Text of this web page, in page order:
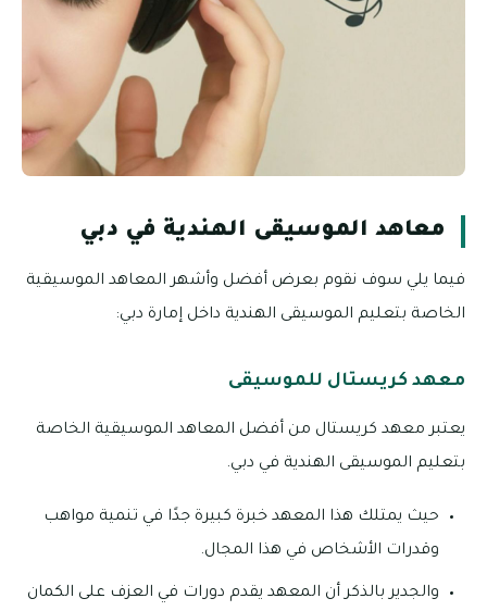
معاهد الموسيقى الهندية في دبي
فيما يلي سوف نقوم بعرض أفضل وأشهر المعاهد الموسيقية
الخاصة بتعليم الموسيقى الهندية داخل إمارة دبي:
معهد كريستال للموسيقى
يعتبر معهد كريستال من أفضل المعاهد الموسيقية الخاصة
بتعليم الموسيقى الهندية في دبي.
حيث يمتلك هذا المعهد خبرة كبيرة جدًا في تنمية مواهب
وقدرات الأشخاص في هذا المجال.
والجدير بالذكر أن المعهد يقدم دورات في العزف على الكمان